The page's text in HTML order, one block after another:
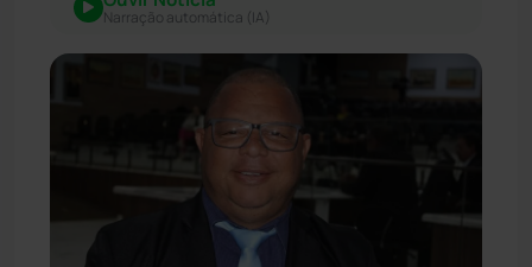
Narração automática (IA)